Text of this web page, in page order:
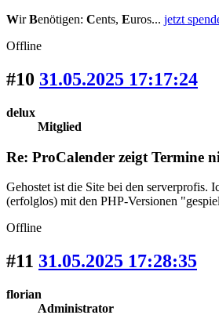
WirBenötigen: Cents, Euros... jetzt
Offline
#10 31.05.2025 17:17:24
delux
Mitglied
Re: ProCalender zeigt Termine
Gehostet ist die Site bei den serverprofis.
(erfolglos) mit den PHP-Versionen
Offline
#11 31.05.2025 17:28:35
florian
Administrator